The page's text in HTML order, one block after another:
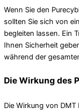
Wenn Sie den
sollten Sie sich von
begleiten lassen. Ein
Ihnen Sicherheit
während der
Die Wirkung des
Die Wirkung von